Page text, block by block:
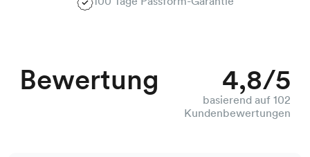
Bewertung 4,8/5
basierend auf 102
Kundenbewertungen